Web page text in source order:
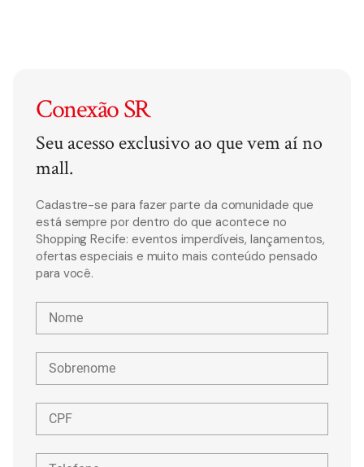
Conexão SR
Seu acesso exclusivo ao que vem aí no
mall.
Cadastre-se para fazer parte da comunidade que
está sempre por dentro do que acontece no
Shopping Recife: eventos imperdíveis, lançamentos,
ofertas especiais e muito mais conteúdo pensado
para você.
Nome
Sobrenome
CPF